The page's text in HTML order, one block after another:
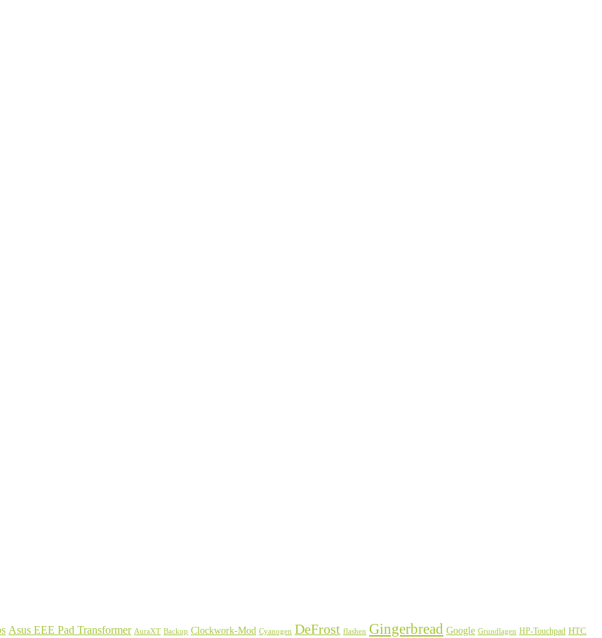
Asus EEE Pad Transformer AuraXT Backup Clockwork-Mod Cyanogen DeFrost flashen Gingerbread Google Grundlagen HP-Touchpad HTC